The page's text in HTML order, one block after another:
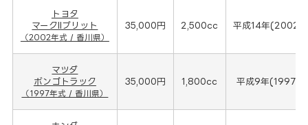
トヨタ
マークIIブリット
（2002年式 / 香川県）
35,000円 2,500cc 平成14年(2002
マツダ
ボンゴトラック
（1997年式 / 香川県）
35,000円 1,800cc 平成9年(1997年)